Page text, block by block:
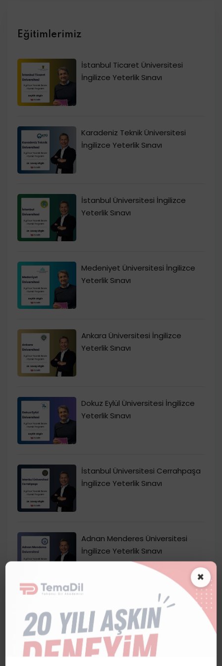
Eğitimlerimiz
İstanbul Ticaret Üniversitesi
İngilizce Yeterlik Sınavı
Karadeniz Teknik Üniversitesi
İngilizce Yeterlik Sınavı
İstanbul Üniversitesi İngilizce
Yeterlik Sınavı
Medeniyet Üniversitesi İngilizce
Yeterlik Sınavı
Ankara Üniversitesi İngilizce
Yeterlik Sınavı
Dokuz Eylül Üniversitesi İngilizce
Yeterlik Sınavı
İstanbul Üniversitesi Cerrahpaşa
İngilizce Yeterlik Sınavı
Adnan Menderes Üniversitesi
İngilizce Yeterlik Sınavı
Manisa Celal Bayar Üniversitesi
İngilizce Yeterlik Sınavı
×